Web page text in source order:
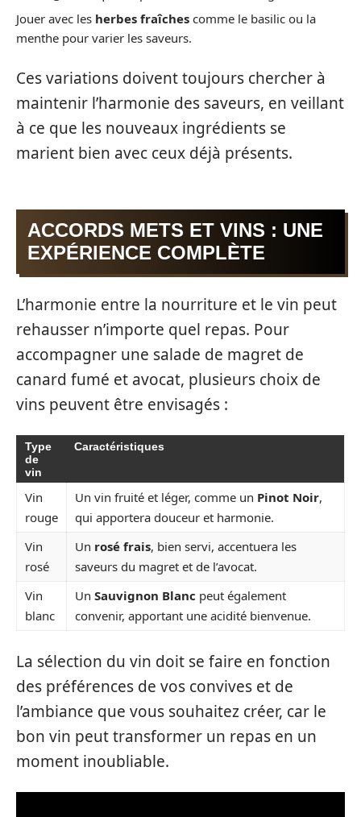
Jouer avec les herbes fraîches comme le basilic ou la
menthe pour varier les saveurs.
Ces variations doivent toujours chercher à
maintenir l’harmonie des saveurs, en veillant
à ce que les nouveaux ingrédients se
marient bien avec ceux déjà présents.
ACCORDS METS ET VINS : UNE
EXPÉRIENCE COMPLÈTE
L’harmonie entre la nourriture et le vin peut
rehausser n’importe quel repas. Pour
accompagner une salade de magret de
canard fumé et avocat, plusieurs choix de
vins peuvent être envisagés :
Type
de
vin
Caractéristiques
Vin
rouge
Un vin fruité et léger, comme un Pinot Noir,
qui apportera douceur et harmonie.
Vin
rosé
Un rosé frais, bien servi, accentuera les
saveurs du magret et de l’avocat.
Vin
blanc
Un Sauvignon Blanc peut également
convenir, apportant une acidité bienvenue.
La sélection du vin doit se faire en fonction
des préférences de vos convives et de
l’ambiance que vous souhaitez créer, car le
bon vin peut transformer un repas en un
moment inoubliable.